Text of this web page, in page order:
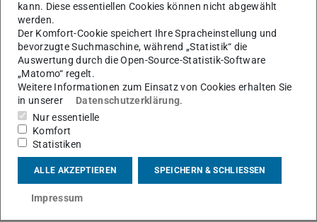
Leitung Kommunikation
Arbeitsgebiet(e)
Externes Informationsmanagement, Eventmanagement,
Öffentlichkeitsarbeit
kann. Diese essentiellen Cookies können nicht abgewählt
werden.
Der Komfort-Cookie speichert Ihre Spracheinstellung und
bevorzugte Suchmaschine, während „Statistik“ die
Auswertung durch die Open-Source-Statistik-Software
„Matomo“ regelt.
Weitere Informationen zum Einsatz von Cookies erhalten Sie
in unserer
Datenschutzerklärung.
Nur essentielle
Komfort
Statistiken
ALLE AKZEPTIEREN SPEICHERN & SCHLIESSEN
Impressum